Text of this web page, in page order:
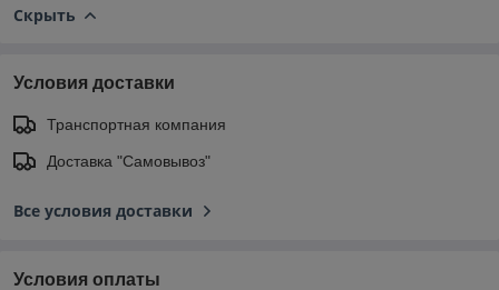
Скрыть
Условия доставки
Транспортная компания
Доставка "Самовывоз"
Все условия доставки
Условия оплаты